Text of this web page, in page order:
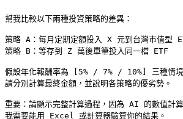
幫我比較以下兩種投資策略的差異：
策略 A：每月定期定額投入 X 元到台灣市值型
策略 B：等存到 Z 萬後單筆投入同一檔 ETF
假設年化報酬率為 [5% / 7% / 10%] 三種情境
請分別計算最終金額，並說明各策略的優劣勢。
重要：請顯示完整計算過程，因為 AI 的數值計算